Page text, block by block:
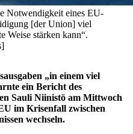
Notwendigkeit eines EU-
[der Union] viel
Weise stärken kann“.
„in einem viel
ein Bericht des
Sauli Niinistö am Mittwoch
im Krisenfall zwischen
wechseln.